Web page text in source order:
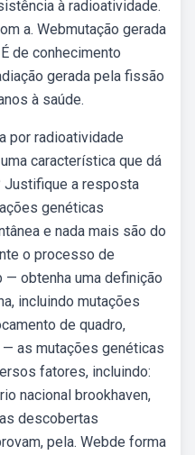
à radioatividade.
a. Webmutação gerada
de conhecimento
gerada pela fissão
à saúde.
por radioatividade
característica que dá
Justifique a resposta
genéticas
e nada mais são do
o processo de
— obtenha uma definição
incluindo mutações
de quadro,
as mutações genéticas
fatores, incluindo:
nacional brookhaven,
descobertas
pela. Webde forma